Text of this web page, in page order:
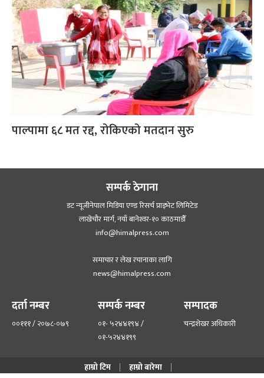
पाल्पामा ६८ मत रद्द, रोकिएको मतदान सुरु
सम्पर्क ठेगाना
डट न्यूजीनेपाल मिडिया एण्ड रिसर्च प्राइभेट लिमिटेड
लाखेचौर मार्ग, नयाँ बानेश्‍वर-१० काठमाडौँ
info@himalpress.com
समाचार र लेख रचानाका लागि
news@himalpress.com
दर्ता नम्बर
००१११ / २०७८-०७९
सम्पर्क नम्बर
०१- ५२४४१९४ /
०१-५२४४१९९
सम्पादक
चन्द्रशेखर अधिकारी
हाम्रो टिम
हाम्रो बारेमा